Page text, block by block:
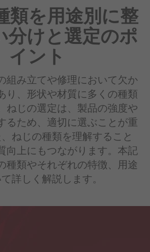
類を用途別に整
分けと選定のポ
イント
組み立てや修理において欠か
り、形状や材質に多くの種類
ねじの選定は、製品の強度や
るため、適切に選ぶことが重
ねじの種類を理解すること
向上にもつながります。本記
種類やそれぞれの特徴、用途
詳しく解説します。